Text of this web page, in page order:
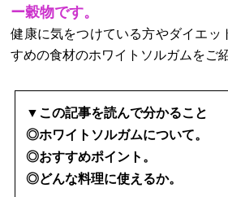
ー穀物です。
健康に気をつけている方やダイエッ
すめの食材のホワイトソルガムをご
▼この記事を読んで分かること
◎ホワイトソルガムについて。
◎おすすめポイント。
◎どんな料理に使えるか。